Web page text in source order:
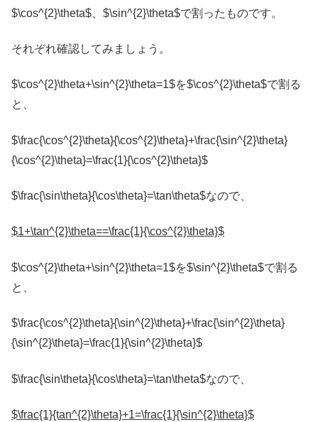
$\cos^{2}\theta$、$\sin^{2}\theta$で割ったものです。
それぞれ確認してみましょう。
$\cos^{2}\theta+\sin^{2}\theta=1$を$\cos^{2}\theta$で割る
と、
$\frac{\cos^{2}\theta}{\cos^{2}\theta}+\frac{\sin^{2}\theta}
{\cos^{2}\theta}=\frac{1}{\cos^{2}\theta}$
$\frac{\sin\theta}{\cos\theta}=\tan\theta$なので、
$1+\tan^{2}\theta==\frac{1}{\cos^{2}\theta}$
$\cos^{2}\theta+\sin^{2}\theta=1$を$\sin^{2}\theta$で割る
と、
$\frac{\cos^{2}\theta}{\sin^{2}\theta}+\frac{\sin^{2}\theta}
{\sin^{2}\theta}=\frac{1}{\sin^{2}\theta}$
$\frac{\sin\theta}{\cos\theta}=\tan\theta$なので、
$\frac{1}{tan^{2}\theta}+1=\frac{1}{\sin^{2}\theta}$